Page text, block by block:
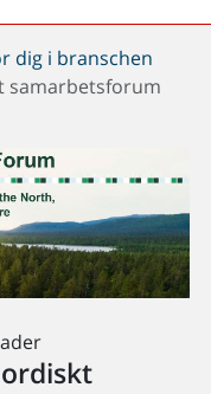
dig i branschen
samarbetsforum